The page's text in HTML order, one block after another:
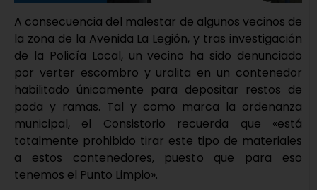
A consecuencia del malestar de algunos vecinos de
la zona de la Avenida La Legión, y tras investigación
de la Policía Local, un vecino ha sido denunciado
por verter escombro y uralita en un contenedor
habilitado únicamente para depositar restos de
poda y ramas. Tal y como marca la ordenanza
municipal, el Consistorio recuerda que «está
totalmente prohibido tirar este tipo de materiales
a estos contenedores, puesto que para eso
tenemos el Punto Limpio».